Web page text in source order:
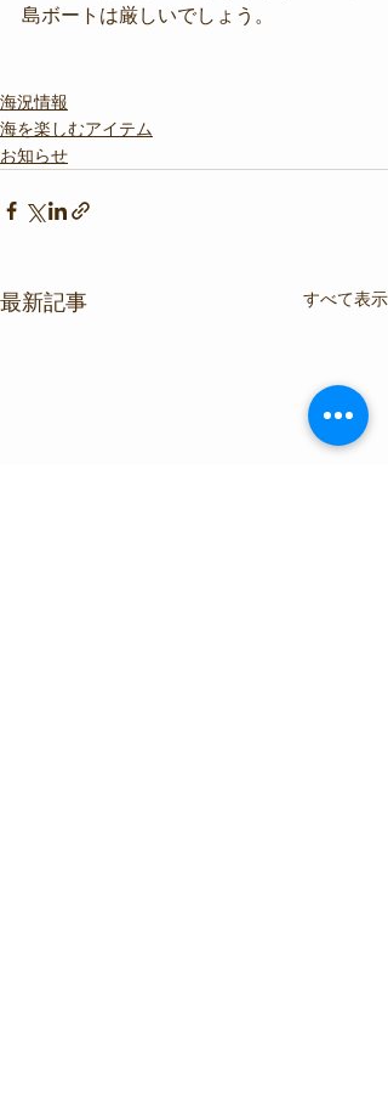
島ボートは厳しいでしょう。
海況情報
海を楽しむアイテム
お知らせ
最新記事 すべて表示